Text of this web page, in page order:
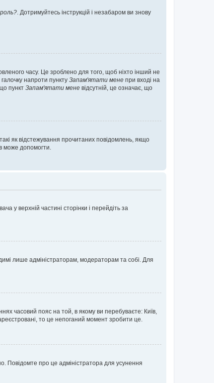
. Дотримуйтесь інструкцій і незабаром ви знову
часу. Це зроблено для того, щоб ніхто інший не
напроти пункту Запам'ятати мене при вході на
пункт Запам'ятати мене відсутній, це означає, що
як відстежування прочитаних повідомлень, якщо
може допомогти.
у верхній частині сторінки і перейдіть за
лише адміністраторам, модераторам та собі. Для
часовий пояс на той, в якому ви перебуваєте: Київ,
то це непоганий момент зробити це.
Повідомте про це адміністратора для усунення